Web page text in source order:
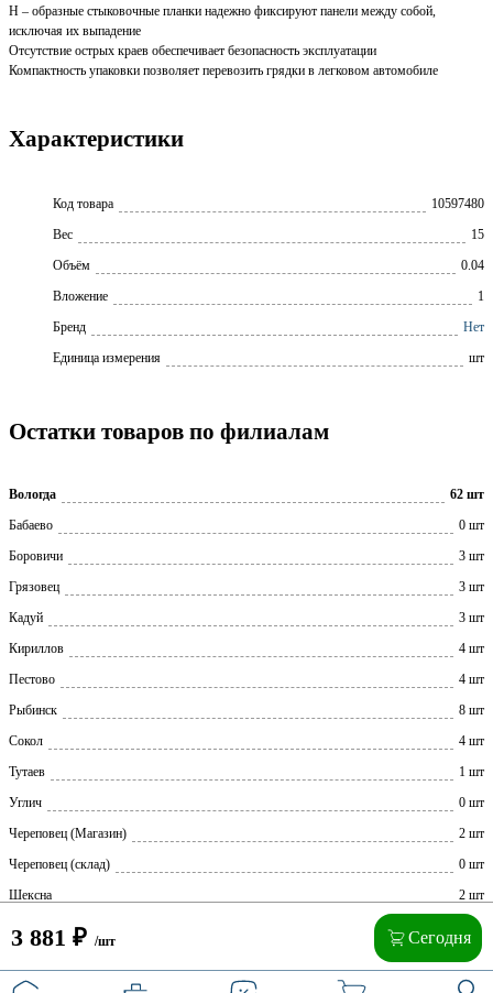
H – образные стыковочные планки надежно фиксируют панели между собой,
исключая их выпадение
Отсутствие острых краев обеспечивает безопасность эксплуатации
Компактность упаковки позволяет перевозить грядки в легковом автомобиле
Характеристики
Код товара
10597480
Вес
15
Объём
0.04
Вложение
1
Бренд
Нет
Единица измерения
шт
Остатки товаров по филиалам
Вологда
62 шт
Бабаево
0 шт
Боровичи
3 шт
Грязовец
3 шт
Кадуй
3 шт
Кириллов
4 шт
Пестово
4 шт
Рыбинск
8 шт
Сокол
4 шт
Тутаев
1 шт
Углич
0 шт
Череповец (Магазин)
2 шт
Череповец (склад)
0 шт
Шексна
2 шт
3 881 ₽ /шт Сегодня